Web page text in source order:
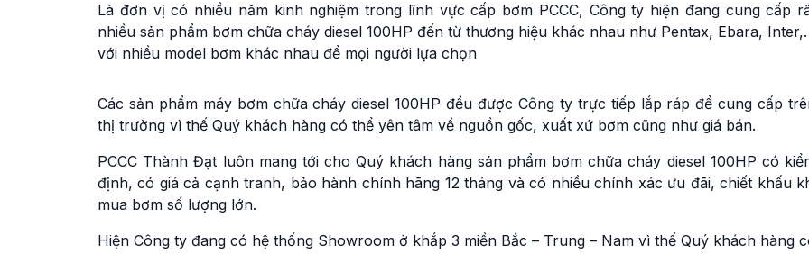
Là đơn vị có nhiều năm kinh nghiệm trong lĩnh vực cấp bơm PCCC, Công ty hiện đang cung cấp
nhiều sản phẩm bơm chữa cháy diesel 100HP đến từ thương hiệu khác nhau như Pentax, Ebara,
với nhiều model bơm khác nhau để mọi người lựa chọn
Các sản phẩm máy bơm chữa cháy diesel 100HP đều được Công ty trực tiếp lắp ráp để cung cấp
thị trường vì thế Quý khách hàng có thể yên tâm về nguồn gốc, xuất xứ bơm cũng như giá bán.
PCCC Thành Đạt luôn mang tới cho Quý khách hàng sản phẩm bơm chữa cháy diesel 100HP có
định, có giá cả cạnh tranh, bảo hành chính hãng 12 tháng và có nhiều chính xác ưu đãi, chiết khấu
mua bơm số lượng lớn.
Hiện Công ty đang có hệ thống Showroom ở khắp 3 miền Bắc – Trung – Nam vì thế Quý khách hàng